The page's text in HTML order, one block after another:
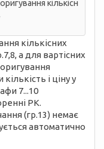
кількісн
кількісних
а для вартісних
і ціну у
7...10
РК.
(гр.13) немає
автоматично